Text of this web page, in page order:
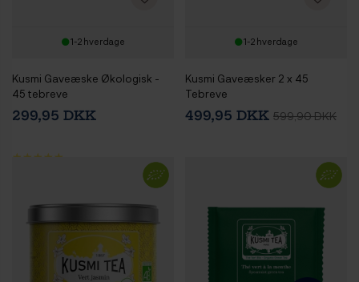
1-2 hverdage
Kusmi Gaveæske Økologisk -
45 tebreve
299,95 DKK
1-2 hverdage
Kusmi Gaveæsker 2 x 45
Tebreve
499,95 DKK 599,90 DKK